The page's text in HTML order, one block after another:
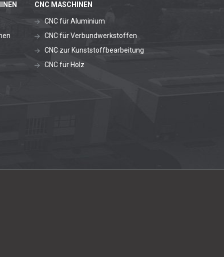
CNC MASCHINEN
CNC für Aluminium
CNC für Verbundwerkstoffen
CNC zur Kunststoffbearbeitung
CNC für Holz